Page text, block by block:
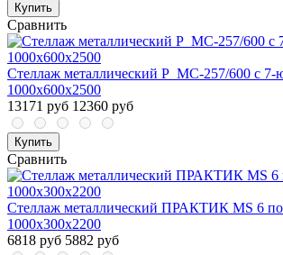
Купить
Сравнить
Стеллаж металлический P_МС-257/600 с 7-
1000x600x2500
13171 руб 12360 руб
Купить
Сравнить
Стеллаж металлический ПРАКТИК MS 6
1000х300х2200
6818 руб 5882 руб